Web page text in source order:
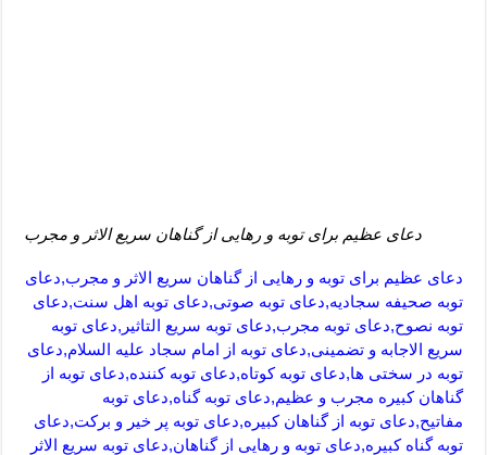
دعای عظیم برای توبه و رهایی از گناهان سریع الاثر و مجرب
دعای عظیم برای توبه و رهایی از گناهان سریع الاثر و مجرب,دعای
توبه صحیفه سجادیه,دعای توبه صوتی,دعای توبه اهل سنت,دعای
توبه نصوح,دعای توبه مجرب,دعای توبه سریع التاثیر,دعای توبه
سریع الاجابه و تضمینی,دعای توبه از امام سجاد علیه السلام,دعای
توبه در سختی ها,دعای توبه کوتاه,دعای توبه کننده,دعای توبه از
گناهان کبیره مجرب و عظیم,دعای توبه گناه,دعای توبه
مفاتیح,دعای توبه از گناهان کبیره,دعای توبه پر خیر و برکت,دعای
توبه گناه کبیره,دعای توبه و رهایی از گناهان,دعای توبه سریع الاثر